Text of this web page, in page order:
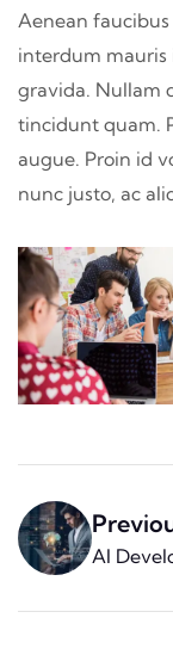
Aenean
interdum mauris
gravida. Nullam
tincidunt quam.
augue. Proin id
nunc justo, ac
AI